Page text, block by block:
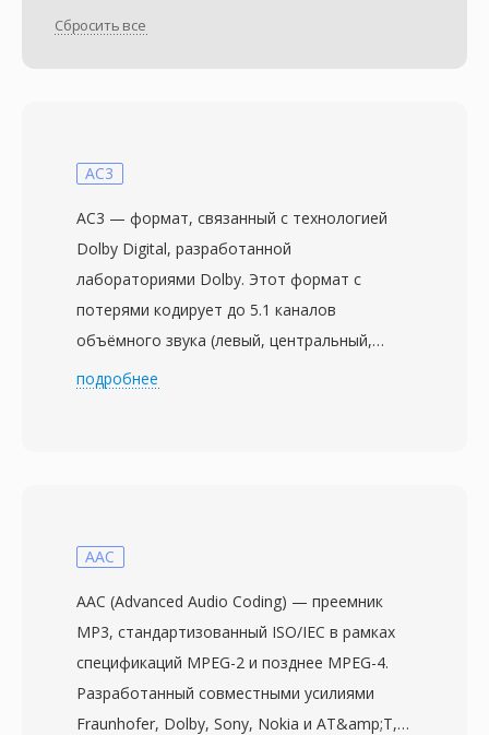
Сбросить все
AC3
AC3 — формат, связанный с технологией
Dolby Digital, разработанной
лабораториями Dolby. Этот формат с
потерями кодирует до 5.1 каналов
объёмного звука (левый, центральный,
правый, левый тыловой, правый тыловой и
анализом для отсечения информации ниже
файлы без заметной потери качества. AC3
стал обязательным аудиостандартом для
DVD-Video и широко используется в Blu-ray,
цифровом телевещании (ATSC) и стриминге.
подробнее
AAC
AAC (Advanced Audio Coding) — преемник
MP3, стандартизованный ISO/IEC в рамках
спецификаций MPEG-2 и позднее MPEG-4.
Разработанный совместными усилиями
Fraunhofer, Dolby, Sony, Nokia и AT&amp;T,